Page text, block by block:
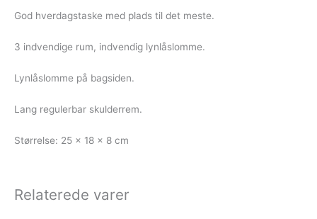
God hverdagstaske med plads til det meste.
3 indvendige rum, indvendig lynlåslomme.
Lynlåslomme på bagsiden.
Lang regulerbar skulderrem.
Størrelse: 25 x 18 x 8 cm
Relaterede varer